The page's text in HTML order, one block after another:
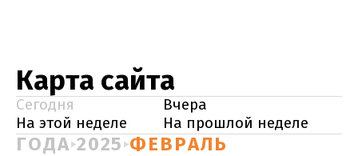
Карта сайта
Сегодня
Вчера
На этой неделе
На прошлой неделе
ГОДА 2025 ФЕВРАЛЬ